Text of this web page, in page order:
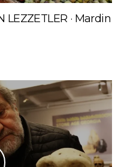
LEZZETLER · Mardin